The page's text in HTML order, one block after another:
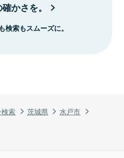
索 茨城県
水戸市
かさを。
索もスムーズに。